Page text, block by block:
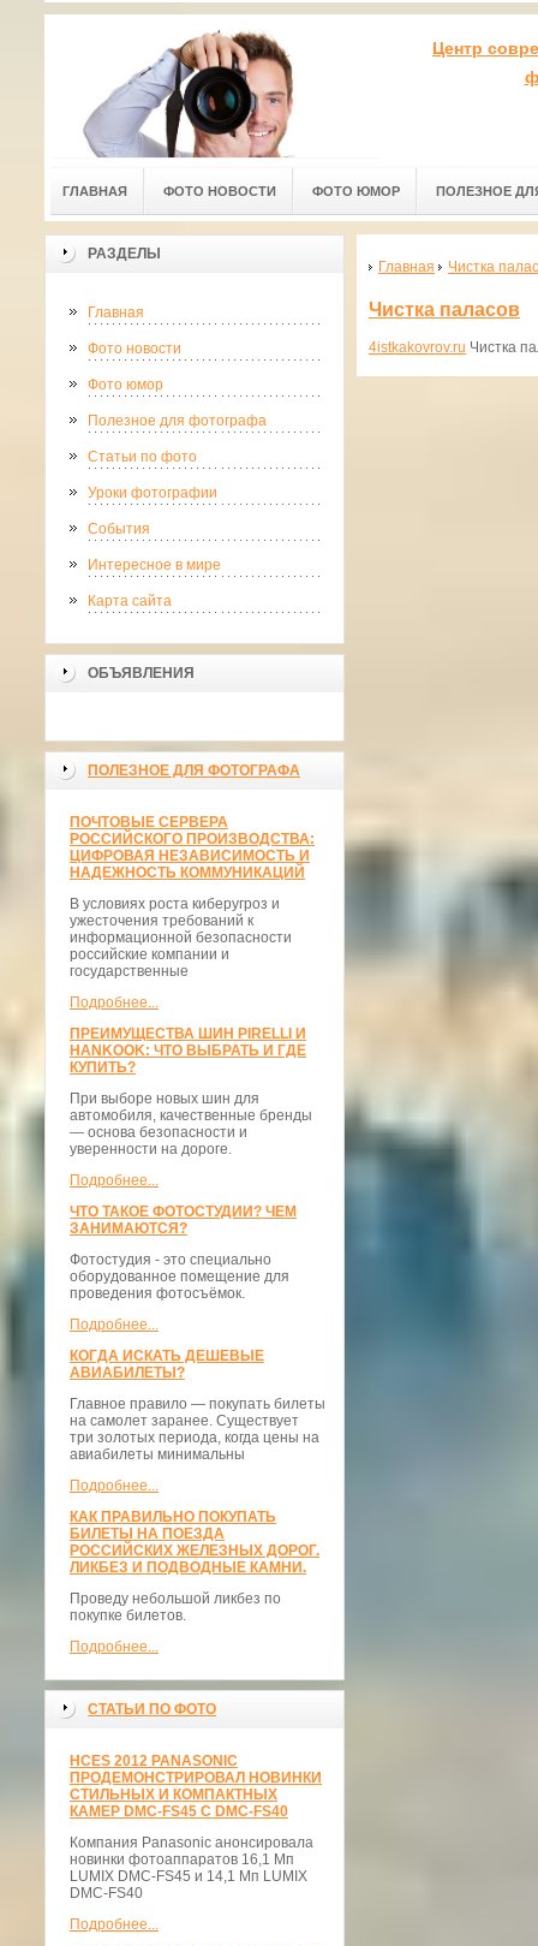
Центр
ГЛАВНАЯ ФОТО НОВОСТИ ФОТО ЮМОР ПОЛЕЗНОЕ
РАЗДЕЛЫ
Главная
Фото новости
Фото юмор
Полезное для фотографа
Статьи по фото
Уроки фотографии
События
Интересное в мире
Карта сайта
ОБЪЯВЛЕНИЯ
ПОЛЕЗНОЕ ДЛЯ ФОТОГРАФА
ПОЧТОВЫЕ СЕРВЕРА
РОССИЙСКОГО ПРОИЗВОДСТВА:
ЦИФРОВАЯ НЕЗАВИСИМОСТЬ И
НАДЕЖНОСТЬ КОММУНИКАЦИЙ
В условиях роста киберугроз и
ужесточения требований к
информационной безопасности
российские компании и
государственные
Подробнее...
ПРЕИМУЩЕСТВА ШИН PIRELLI И
HANKOOK: ЧТО ВЫБРАТЬ И ГДЕ
КУПИТЬ?
При выборе новых шин для
автомобиля, качественные бренды
— основа безопасности и
уверенности на дороге.
Подробнее...
ЧТО ТАКОЕ ФОТОСТУДИИ? ЧЕМ
ЗАНИМАЮТСЯ?
Фотостудия - это специально
оборудованное помещение для
проведения фотосъёмок.
Подробнее...
КОГДА ИСКАТЬ ДЕШЕВЫЕ
АВИАБИЛЕТЫ?
Главное правило — покупать билеты
на самолет заранее. Существует
три золотых периода, когда цены на
авиабилеты минимальны
Подробнее...
КАК ПРАВИЛЬНО ПОКУПАТЬ
БИЛЕТЫ НА ПОЕЗДА
РОССИЙСКИХ ЖЕЛЕЗНЫХ ДОРОГ.
ЛИКБЕЗ И ПОДВОДНЫЕ КАМНИ.
Проведу небольшой ликбез по
покупке билетов.
Подробнее...
СТАТЬИ ПО ФОТО
НCES 2012 PANASONIC
ПРОДЕМОНСТРИРОВАЛ НОВИНКИ
СТИЛЬНЫХ И КОМПАКТНЫХ
КАМЕР DMC-FS45 С DMC-FS40
Компания Panasonic анонсировала
новинки фотоаппаратов 16,1 Мп
LUMIX DMC-FS45 и 14,1 Мп LUMIX
DMC-FS40
Подробнее...
Главная Чистка
Чистка паласов
4istkakovrov.ru Чистка